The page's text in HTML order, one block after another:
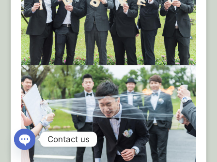
Contact us
Open